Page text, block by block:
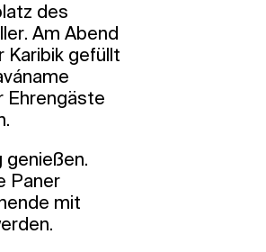
des
Am Abend
Karibik gefüllt
Ehrengäste
genießen.
Paner
mit